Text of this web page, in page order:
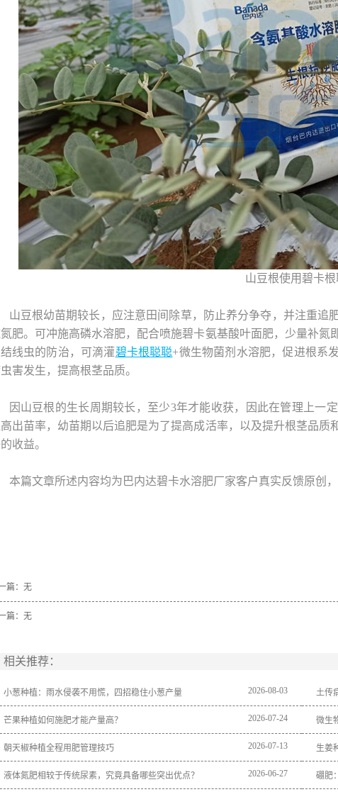
山豆根使用碧卡根
山豆根幼苗期较长，应注意田间除草，防止养分争夺，并注重
肥。可冲施高磷水溶肥，配合喷施碧卡氨基酸叶面肥，少量补氮
线虫的防治，可滴灌碧卡根聪聪+微生物菌剂水溶肥，促进根系
害发生，提高根茎品质。
因山豆根的生长周期较长，至少3年才能收获，因此在管理上一
出苗率，幼苗期以后追肥是为了提高成活率，以及提升根茎品
收益。
本篇文章所述内容均为巴内达碧卡水溶肥厂家客户真实反馈原创，
篇：无
篇：无
相关推荐：
小葱种植：雨水侵袭不用慌，四招稳住小葱产量 2026-08-03 土传
芒果种植如何施肥才能产量高？ 2026-07-24 微生
朝天椒种植全程用肥管理技巧 2026-07-13 生姜
液体氮肥相较于传统尿素，究竟具备哪些突出优点？ 2026-06-27 硼肥